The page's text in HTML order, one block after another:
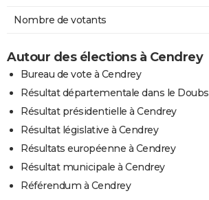
Nombre de votants
Autour des élections à Cendrey
Bureau de vote à Cendrey
Résultat départementale dans le Doubs
Résultat présidentielle à Cendrey
Résultat législative à Cendrey
Résultats européenne à Cendrey
Résultat municipale à Cendrey
Référendum à Cendrey